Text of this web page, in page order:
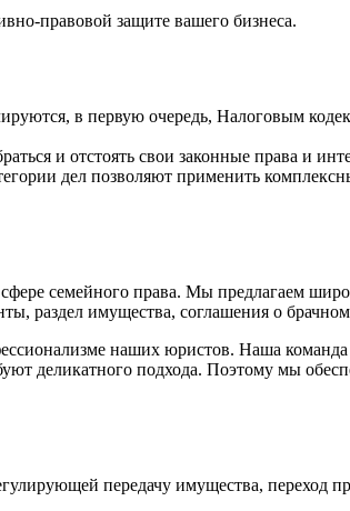
правовой защите вашего бизнеса.
в первую очередь, Налоговым
и отстоять свои законные права и
дел позволяют применить
семейного права. Мы предлагаем
раздел имущества, соглашения о
наших юристов. Наша
деликатного подхода. Поэтому мы
передачу имущества, переход